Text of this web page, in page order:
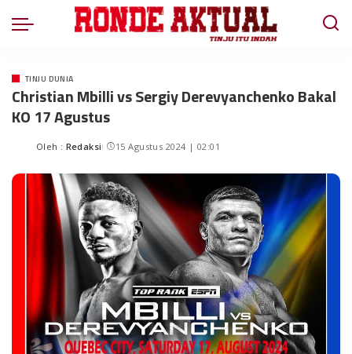
TINJU DUNIA
Christian Mbilli vs Sergiy Derevyanchenko Bakal
KO 17 Agustus
Oleh : Redaksi 15 Agustus 2024 | 02:01